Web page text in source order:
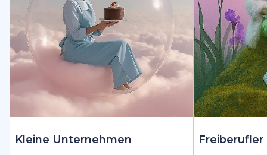
Kleine Unternehmen Freiberufler